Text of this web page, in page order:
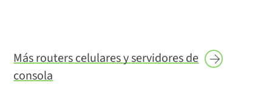
Más routers celulares yservidores de
consola